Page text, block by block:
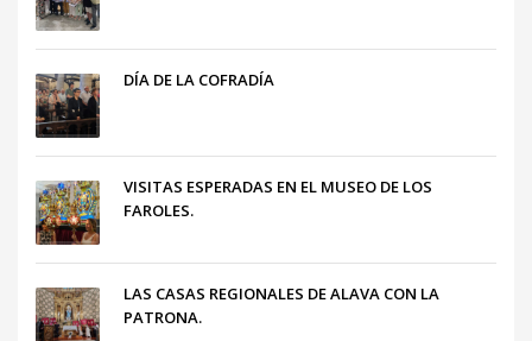
DÍA DE LA COFRADÍA
VISITAS ESPERADAS EN EL MUSEO DE LOS
FAROLES.
LAS CASAS REGIONALES DE ALAVA CON LA
PATRONA.